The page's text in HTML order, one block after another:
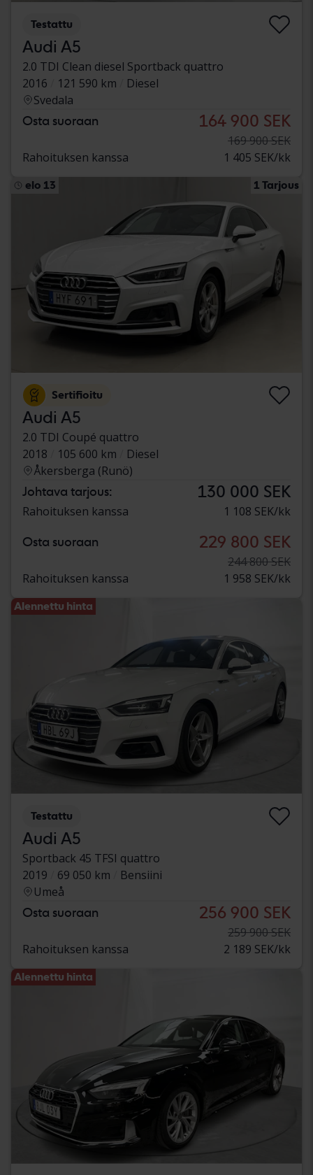
Testattu
Audi A5
2.0 TDI Clean diesel Sportback quattro
2016
121 590 km
Diesel
Svedala
Osta suoraan 164 900 SEK
169 900 SEK
Rahoituksen kanssa
1 405 SEK/kk
elo 13 1 Tarjous
Sertifioitu
Audi A5
2.0 TDI Coupé quattro
2018
105 600 km
Diesel
Åkersberga (Runö)
Johtava tarjous: 130 000 SEK
Rahoituksen kanssa 1 108 SEK/kk
Osta suoraan 229 800 SEK
244 800 SEK
Rahoituksen kanssa
1 958 SEK/kk
Alennettu hinta
Testattu
Audi A5
Sportback 45 TFSI quattro
2019
69 050 km
Bensiini
Umeå
Osta suoraan 256 900 SEK
259 900 SEK
Rahoituksen kanssa
2 189 SEK/kk
Alennettu hinta